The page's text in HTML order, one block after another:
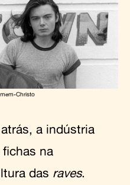
Christo
a indústria
na
das raves.